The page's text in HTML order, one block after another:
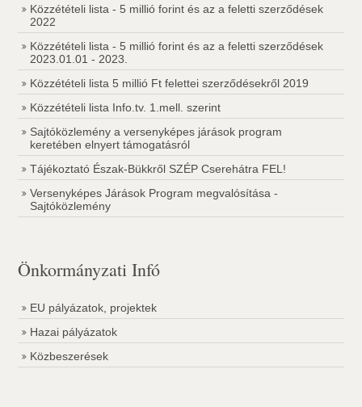
Közzétételi lista - 5 millió forint és az a feletti szerződések
2022
Közzétételi lista - 5 millió forint és az a feletti szerződések
2023.01.01 - 2023.
Közzétételi lista 5 millió Ft felettei szerződésekről 2019
Közzétételi lista Info.tv. 1.mell. szerint
Sajtóközlemény a versenyképes járások program
keretében elnyert támogatásról
Tájékoztató Észak-Bükkről SZÉP Cserehátra FEL!
Versenyképes Járások Program megvalósítása -
Sajtóközlemény
Önkormányzati Infó
EU pályázatok, projektek
Hazai pályázatok
Közbeszerések